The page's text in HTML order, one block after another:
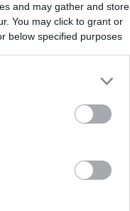
and may gather and store
You may click to grant or
below specified purposes
Leirhnjukur,